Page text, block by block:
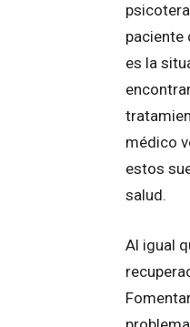
paciente
es la
médico
estos
salud.
Al igual